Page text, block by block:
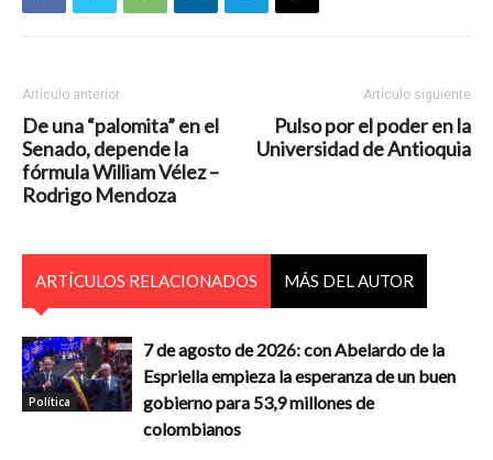
Artículo anterior
De una “palomita” en el
Senado, depende la
fórmula William Vélez –
Rodrigo Mendoza
Artículo siguiente
Pulso por el poder en la
Universidad de Antioquia
ARTÍCULOS RELACIONADOS MÁS DEL AUTOR
Política
7 de agosto de 2026: con Abelardo de la
Espriella empieza la esperanza de un buen
gobierno para 53,9 millones de
colombianos